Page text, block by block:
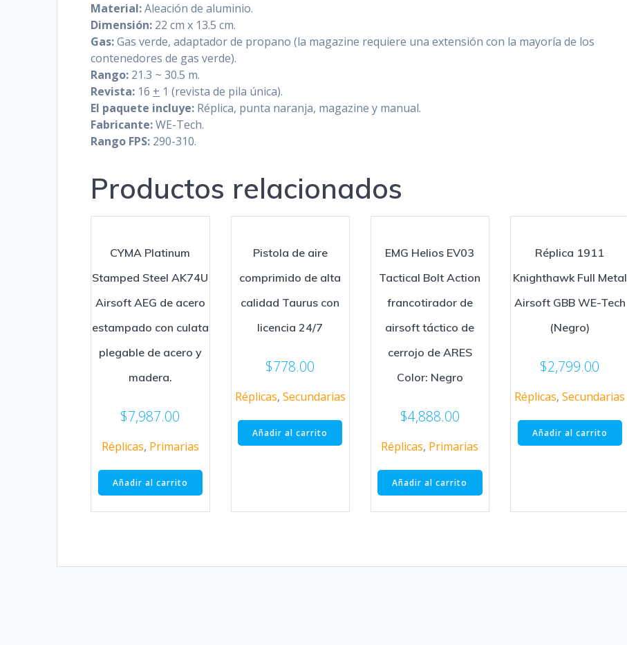
Material:Aleación de aluminio.
Dimensión: 22 cm x 13.5 cm.
Gas:Gas verde, adaptador de propano (la magazine requiere una extensión con la mayoría de los
contenedores de gas verde).
Rango: 21.3 ~ 30.5 m.
Revista: 16 + 1 (revista de pila única).
El paquete incluye: Réplica, punta naranja, magazine y manual.
Fabricante:WE-Tech.
Rango FPS: 290-310.
Productos relacionados
CYMA Platinum
Stamped Steel AK74U
Airsoft AEG de acero
estampado con culata
plegable de acero y
madera.
$7,987.00
Réplicas, Primarias
Añadir al carrito
Pistola de aire
comprimido de alta
calidad Taurus con
licencia 24/7
$778.00
Réplicas, Secundarias
Añadir al carrito
EMG Helios EV03
Tactical Bolt Action
francotirador de
airsoft táctico de
cerrojo de ARES
Color: Negro
$4,888.00
Réplicas, Primarias
Añadir al carrito
Réplica 1911
Knighthawk Full Metal
Airsoft GBB WE-Tech
(Negro)
$2,799.00
Réplicas,Secundarias
Añadir al carrito